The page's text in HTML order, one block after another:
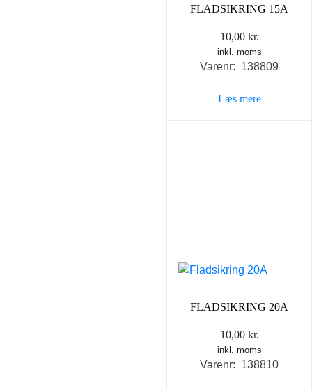
FLADSIKRING 15A
10,00 kr.
inkl. moms
Varenr: 138809
Læs mere
FLADSIKRING 20A
10,00 kr.
inkl. moms
Varenr: 138810